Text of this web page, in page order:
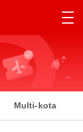
Multi-kota